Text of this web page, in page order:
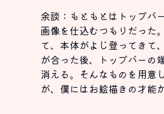
余談：もともとはトップバ
画像を仕込むつもりだった
て、本体がよじ登ってきて
が合った後、トップバーの
消える。そんなものを用意
が、僕にはお絵描きの才能